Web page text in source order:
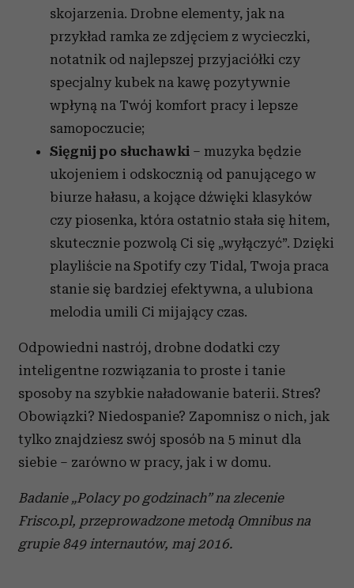
skojarzenia. Drobne elementy, jak na
przykład ramka ze zdjęciem z wycieczki,
notatnik od najlepszej przyjaciółki czy
specjalny kubek na kawę pozytywnie
wpłyną na Twój komfort pracy i lepsze
samopoczucie;
Sięgnij po słuchawki – muzyka będzie
ukojeniem i odskocznią od panującego w
biurze hałasu, a kojące dźwięki klasyków
czy piosenka, która ostatnio stała się hitem,
skutecznie pozwolą Ci się „wyłączyć”. Dzięki
playliście na Spotify czy Tidal, Twoja praca
stanie się bardziej efektywna, a ulubiona
melodia umili Ci mijający czas.
Odpowiedni nastrój, drobne dodatki czy
inteligentne rozwiązania to proste i tanie
sposoby na szybkie naładowanie baterii. Stres?
Obowiązki? Niedospanie? Zapomnisz o nich, jak
tylko znajdziesz swój sposób na 5 minut dla
siebie – zarówno w pracy, jak i w domu.
Badanie „Polacy po godzinach” na zlecenie
Frisco.pl, przeprowadzone metodą Omnibus na
grupie 849 internautów, maj 2016.